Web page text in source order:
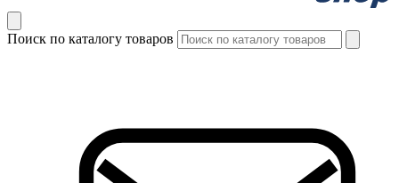
Поиск по каталогу товаров